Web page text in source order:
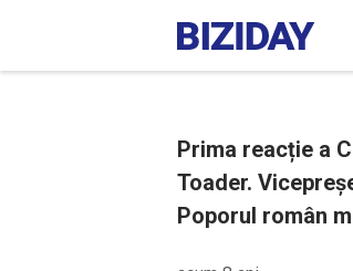
Prima reacție a
Toader.
Poporul român